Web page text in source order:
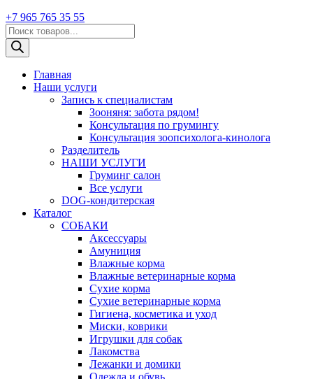
+7 965 765 35 55
Поиск
товаров
Главная
Наши услуги
Запись к специалистам
Зооняня: забота рядом!
Консультация по грумингу
Консультация зоопсихолога-кинолога
Pазделитель
НАШИ УСЛУГИ
Груминг салон
Все услуги
DOG-кондитерская
Каталог
СОБАКИ
Аксессуары
Амуниция
Влажные корма
Влажные ветеринарные корма
Сухие корма
Сухие ветеринарные корма
Гигиена, косметика и уход
Миски, коврики
Игрушки для собак
Лакомства
Лежанки и домики
Одежда и обувь